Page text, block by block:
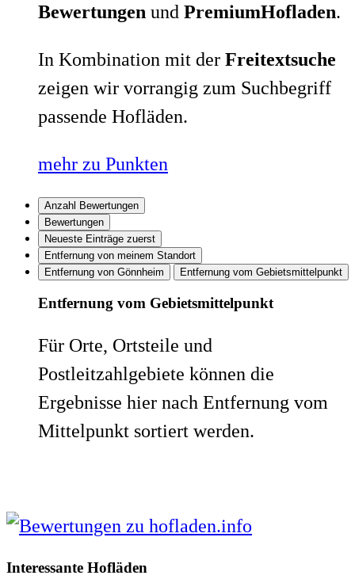
Bewertungen und PremiumHofladen.
In Kombination mit der Freitextsuche
zeigen wir vorrangig zum Suchbegriff
passende Hofläden.
mehr zu Punkten
Anzahl Bewertungen
Bewertungen
Neueste Einträge zuerst
Entfernung von meinem Standort
Entfernung von Gönnheim
Entfernung vom Gebietsmittelpunkt
Entfernung vom Gebietsmittelpunkt
Für Orte, Ortsteile und
Postleitzahlgebiete können die
Ergebnisse hier nach Entfernung vom
Mittelpunkt sortiert werden.
Interessante Hofläden